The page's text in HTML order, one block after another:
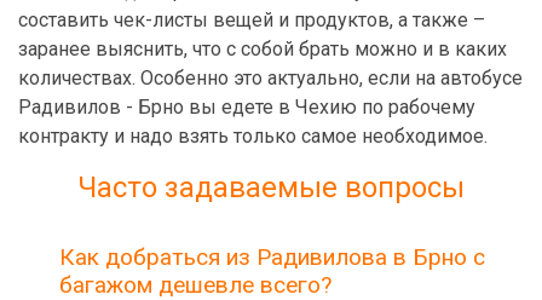
составить чек-листы вещей и продуктов, а также –
заранее выяснить, что с собой брать можно и в каких
количествах. Особенно это актуально, если на автобусе
Радивилов - Брно вы едете в Чехию по рабочему
контракту и надо взять только самое необходимое.
Часто задаваемые вопросы
Как добраться из Радивилова в Брно с
багажом дешевле всего?